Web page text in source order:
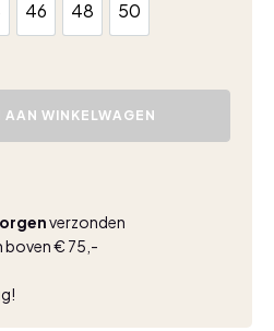
46
46
48
48
50
50
WINKELWAGEN
verzonden
boven € 75,-